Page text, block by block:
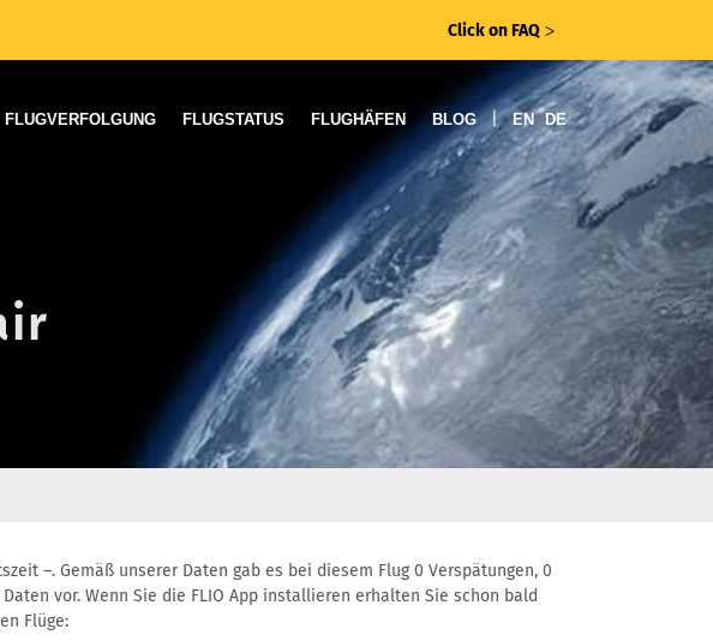
Click on FAQ ᐳ
FLUGVERFOLGUNG FLUGSTATUS FLUGHÄFEN BLOG | EN DE
–. Gemäß unserer Daten gab es bei diesem Flug 0 Verspätungen, 0
vor. Wenn Sie die FLIO App installieren erhalten Sie schon bald
Flüge: